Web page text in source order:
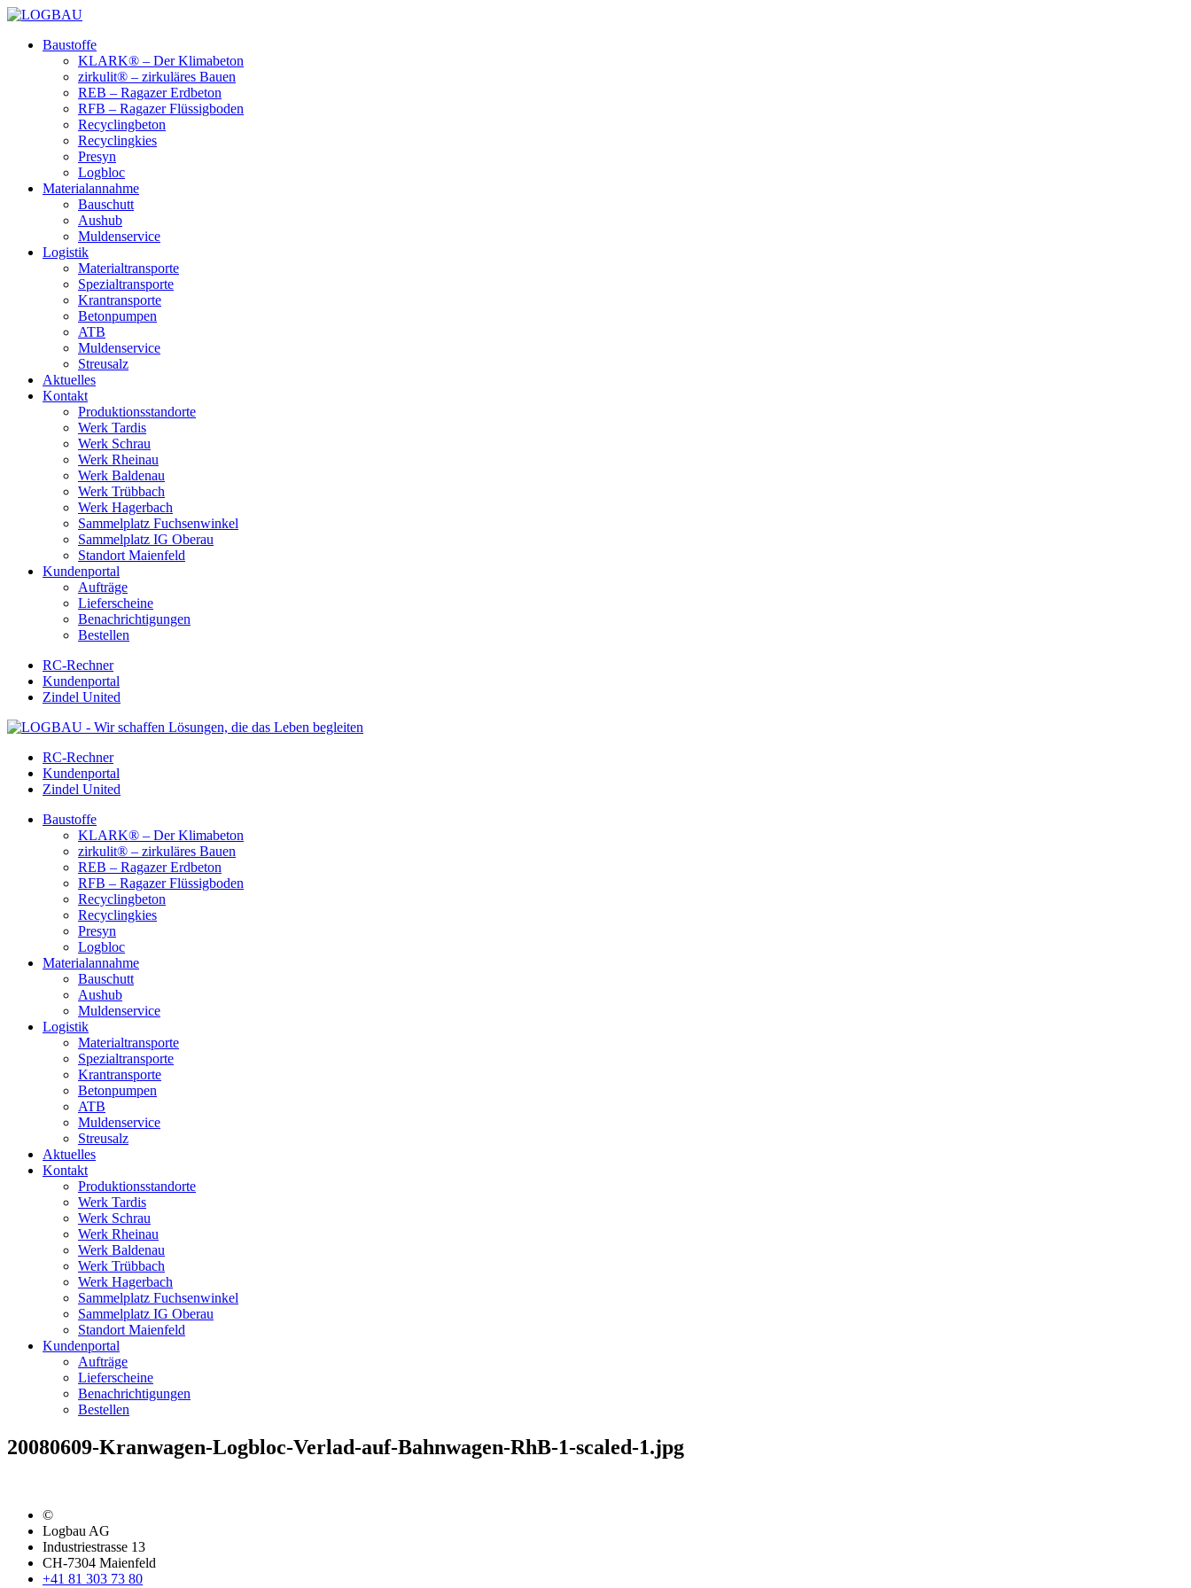
Baustoffe
KLARK® – Der Klimabeton
zirkulit® – zirkuläres Bauen
REB – Ragazer Erdbeton
RFB – Ragazer Flüssigboden
Recyclingbeton
Recyclingkies
Presyn
Logbloc
Materialannahme
Bauschutt
Aushub
Muldenservice
Logistik
Materialtransporte
Spezialtransporte
Krantransporte
Betonpumpen
ATB
Muldenservice
Streusalz
Aktuelles
Kontakt
Produktionsstandorte
Werk Tardis
Werk Schrau
Werk Rheinau
Werk Baldenau
Werk Trübbach
Werk Hagerbach
Sammelplatz Fuchsenwinkel
Sammelplatz IG Oberau
Standort Maienfeld
Kundenportal
Aufträge
Lieferscheine
Benachrichtigungen
Bestellen
RC-Rechner
Kundenportal
Zindel United
RC-Rechner
Kundenportal
Zindel United
Baustoffe
KLARK® – Der Klimabeton
zirkulit® – zirkuläres Bauen
REB – Ragazer Erdbeton
RFB – Ragazer Flüssigboden
Recyclingbeton
Recyclingkies
Presyn
Logbloc
Materialannahme
Bauschutt
Aushub
Muldenservice
Logistik
Materialtransporte
Spezialtransporte
Krantransporte
Betonpumpen
ATB
Muldenservice
Streusalz
Aktuelles
Kontakt
Produktionsstandorte
Werk Tardis
Werk Schrau
Werk Rheinau
Werk Baldenau
Werk Trübbach
Werk Hagerbach
Sammelplatz Fuchsenwinkel
Sammelplatz IG Oberau
Standort Maienfeld
Kundenportal
Aufträge
Lieferscheine
Benachrichtigungen
Bestellen
20080609-Kranwagen-Logbloc-Verlad-auf-Bahnwagen-RhB-1-scaled-1.jpg
©
Logbau AG
Industriestrasse 13
CH-7304 Maienfeld
+41 81 303 73 80